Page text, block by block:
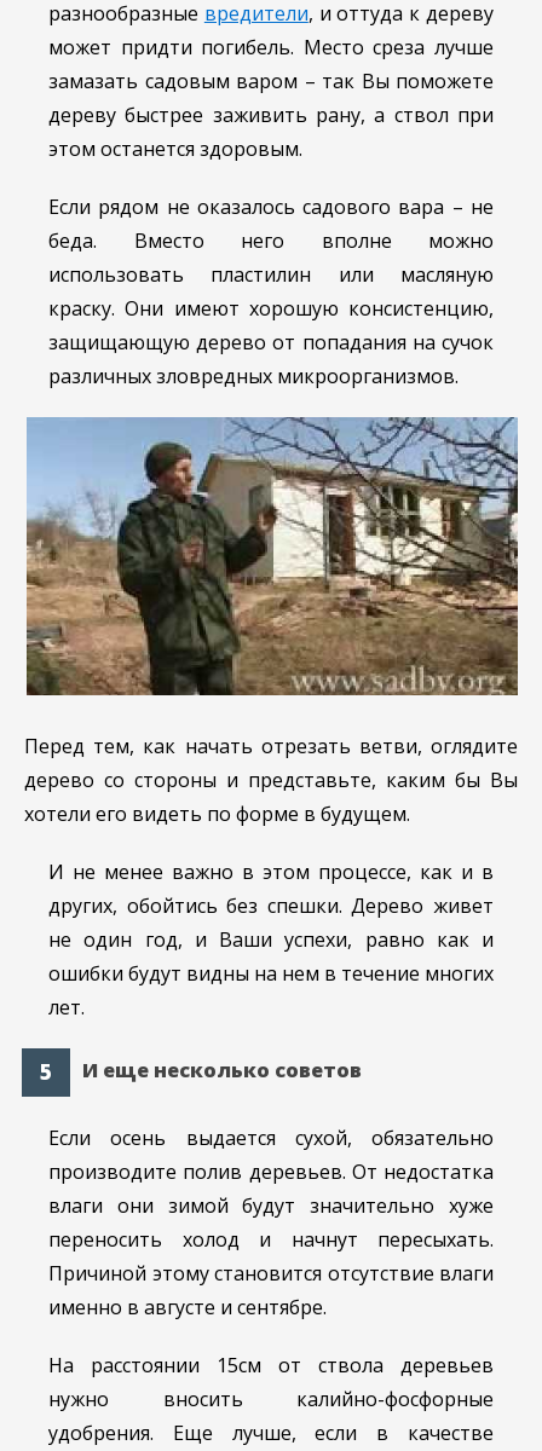
разнообразные вредители, и оттуда к дереву
может придти погибель. Место среза лучше
замазать садовым варом – так Вы поможете
дереву быстрее заживить рану, а ствол при
этом останется здоровым.
Если рядом не оказалось садового вара – не
беда. Вместо него вполне можно
использовать пластилин или масляную
краску. Они имеют хорошую консистенцию,
защищающую дерево от попадания на сучок
различных зловредных микроорганизмов.
Перед тем, как начать отрезать ветви, оглядите
дерево со стороны и представьте, каким бы Вы
хотели его видеть по форме в будущем.
И не менее важно в этом процессе, как и в
других, обойтись без спешки. Дерево живет
не один год, и Ваши успехи, равно как и
ошибки будут видны на нем в течение многих
лет.
И еще несколько советов
Если осень выдается сухой, обязательно
производите полив деревьев. От недостатка
влаги они зимой будут значительно хуже
переносить холод и начнут пересыхать.
Причиной этому становится отсутствие влаги
именно в августе и сентябре.
На расстоянии 15см от ствола деревьев
нужно вносить калийно-фосфорные
удобрения. Еще лучше, если в качестве